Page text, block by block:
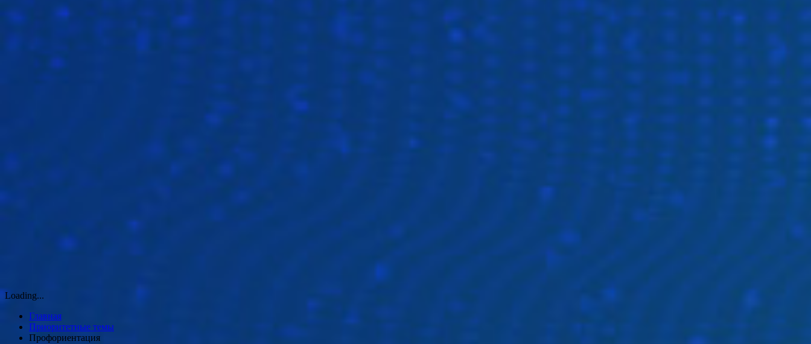
Loading...
Главная
Приоритетные темы
Профориентация